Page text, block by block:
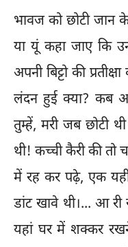
भावज को छोटी जान
या यूं कहा जाए कि
अपनी बिट्टो की
लंदन हुई क्या? कब आ
तुम्हें, मरी जब छोटी
थी! कच्ची कैरी की तो
में रह कर पढ़े, एक
डांट खावे थी।... आ
यहां घर में शक्कर